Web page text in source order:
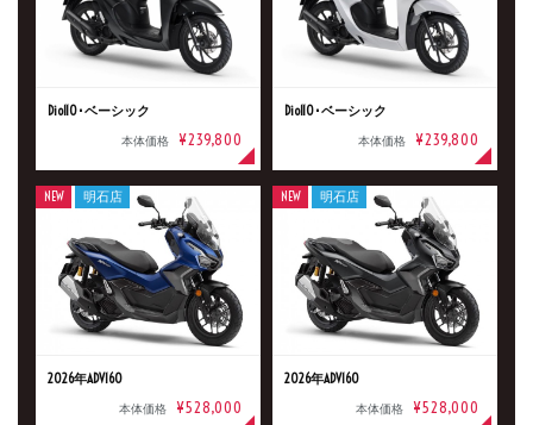
Dio110･ベーシック
本体価格 ¥239,800
Dio110･ベーシック
本体価格 ¥239,800
2026年ADV160
本体価格 ¥528,000
NEW 明石店
2026年ADV160
本体価格 ¥528,000
NEW 明石店